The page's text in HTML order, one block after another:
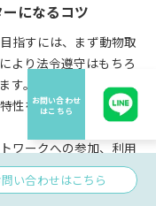
になるコツ
指すには、まず動物取
より法令遵守はもちろ
す。さらに、地元の飼
性を踏まえた柔軟な対
ワークへの参加、利用
活かす姿勢が求められ
応など、専門知識と実
い合わせはこちら